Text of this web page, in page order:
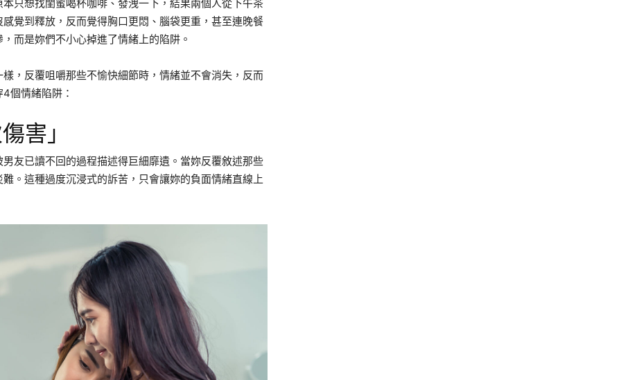
只想找閨蜜喝杯咖啡、發洩一下，結果兩個人從下午茶
覺到釋放，反而覺得胸口更悶、腦袋更重，甚至連晚餐
而是妳們不小心掉進了情緒上的陷阱。
，反覆咀嚼那些不愉快細節時，情緒並不會消失，反而
個情緒陷阱：
害」
友已讀不回的過程描述得巨細靡遺。當妳反覆敘述那些
。這種過度沉浸式的訴苦，只會讓妳的負面情緒直線上